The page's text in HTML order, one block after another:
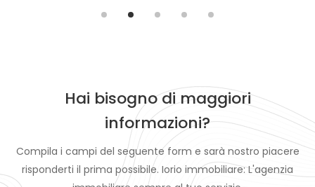
Hai bisogno di maggiori
informazioni?
Compila i campi del seguente form e sarà nostro piacere
risponderti il prima possibile. Iorio immobiliare: L'agenzia